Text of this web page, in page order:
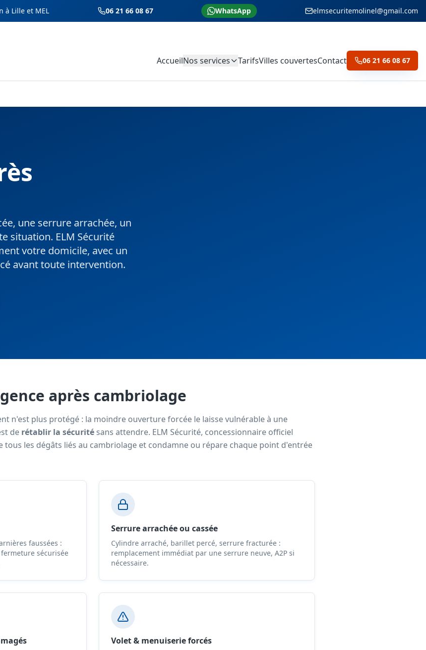
à Lille et MEL 06 21 66 08 67 WhatsApp elmsecuritemolinel@gmail.com
AccueilNos services TarifsVilles couvertesContact 06 21 66 08 67
une serrure arrachée, un
situation. ELM Sécurité
votre domicile, avec un
avant toute intervention.
après cambriolage
n'est plus protégé : la moindre ouverture forcée le laisse vulnérable à une
de rétablir la sécurité sans attendre. ELM Sécurité, concessionnaire officiel
tous les dégâts liés au cambriolage et condamne ou répare chaque point d'entrée
faussées :
sécurisée
Serrure arrachée ou cassée
Cylindre arraché, barillet percé, serrure fracturée :
remplacement immédiat par une serrure neuve, A2P si
nécessaire.
Volet & menuiserie forcés